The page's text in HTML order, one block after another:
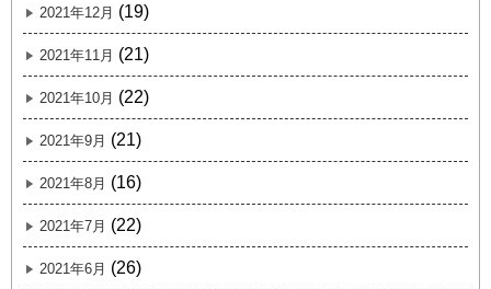
2021年12月 (19)
2021年11月 (21)
2021年10月 (22)
2021年9月 (21)
2021年8月 (16)
2021年7月 (22)
2021年6月 (26)